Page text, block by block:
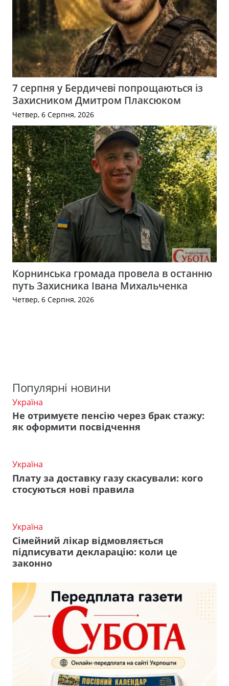
7 серпня у Бердичеві попрощаються із
Захисником Дмитром Плаксюком
Четвер, 6 Серпня, 2026
Корнинська громада провела в останню
путь Захисника Івана Михальченка
Четвер, 6 Серпня, 2026
Популярні новини
Україна
Не отримуєте пенсію через брак стажу:
як оформити посвідчення
Україна
Плату за доставку газу скасували: кого
стосуються нові правила
Україна
Сімейний лікар відмовляється
підписувати декларацію: коли це
законно